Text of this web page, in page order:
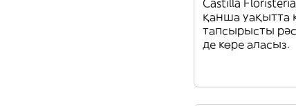
Castilla
қанша уақытта
тапсырысты
де көре аласыз.